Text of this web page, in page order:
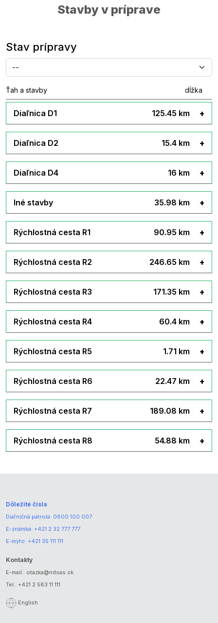
Stavby v príprave
Stav prípravy
Ťah a stavby dĺžka
Diaľnica D1 125.45 km
Diaľnica D2 15.4 km
Diaľnica D4 16 km
Iné stavby 35.98 km
Rýchlostná cesta R1 90.95 km
Rýchlostná cesta R2 246.65 km
Rýchlostná cesta R3 171.35 km
Rýchlostná cesta R4 60.4 km
Rýchlostná cesta R5 1.71 km
Rýchlostná cesta R6 22.47 km
Rýchlostná cesta R7 189.08 km
Rýchlostná cesta R8 54.88 km
Dôležité čísla
Diaľničná patrola: 0800 100 007
E-známka: +421 2 32 777 777
E-mýto: +421 35 111 111
Kontakty
E-mail.: otazka@ndsas.sk
Tel.: +421 2 583 11 111
English